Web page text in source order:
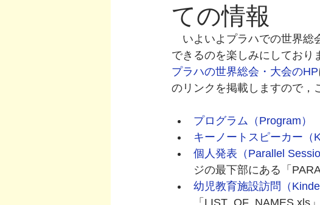
ての情報
いよいよプラハでの世界総
できるのを楽しみにしており
プラハの世界総会・大会のHP
のリンクを掲載しますので，
プログラム（Program）
キーノートスピーカー（
個人発表（Parallel
ジの最下部にある「
幼児教育施設訪問（
「LIST_OF_NAMES.xls